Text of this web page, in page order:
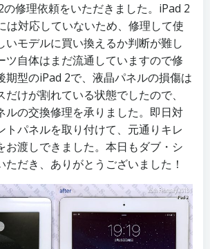
修理依頼をいただきました。iPad 2
は対応していないため、修理して使
いモデルに買い換えるか判断が難し
ツ自体はまだ流通していますので修
期型のiPad 2で、液晶パネルの損傷は
けが割れている状態でしたので、
ルの交換修理を承りました。即日対
トパネルを取り付けて、元通りキレ
お渡しできました。本日もダブ・シ
ただき、ありがとうございました！